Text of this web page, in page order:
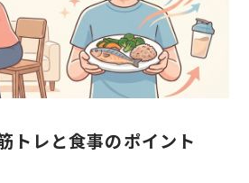
トレと食事のポイント